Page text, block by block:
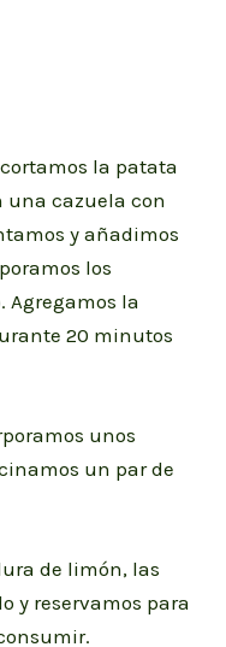
la patata
una cazuela con
y añadimos
los
Agregamos la
20 minutos
unos
un par de
de limón, las
y reservamos para